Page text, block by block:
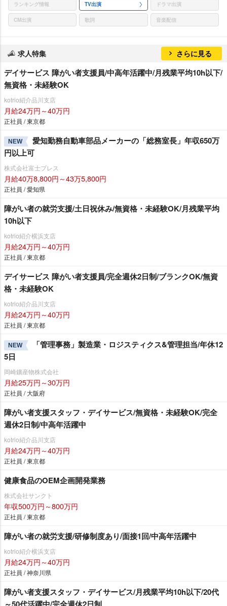
ランキング情報 TV出演 ドラマ出演
CM出演 歌詞 音楽配信
求人特集 さらに見る
デイサービス 障がい者支援員/中高年活躍中/月残業平均10h以下/
無資格・未経験OK
kotrio紹介品川支店
月給24万円～40万円
正社員 / 東京都
NEW
愛知勤務自動車部品メーカーの「総務室長」年収650万
円以上可
株式会社富士プレス
月給40万8,800円～43万5,800円
正社員 / 愛知県
障がい者の就労支援/土日祝休み/無資格・未経験OK/月残業平均
10h以下
kotrio紹介横浜支店
月給24万円～40万円
正社員 / 東京都
デイサービス 障がい者支援員/完全週休2日制/ブランクOK/無資
格・未経験OK
kotrio紹介品川支店
月給24万円～40万円
正社員 / 東京都
NEW
「管理事務」製造業・ロジスティクス&管理担当/年休12
5日
岡崎鑛産物株式会社
月給25万円～30万円
正社員 / 大阪府
障がい者支援スタッフ・デイサービス/無資格・未経験OK/完全
週休2日制/中高年活躍中
kotrio紹介品川支店
月給24万円～40万円
正社員 / 東京都
健康食品のOEM企画開発業務
株式会社サンクト
年収500万円～800万円
正社員 / 東京都
障がい者の就労支援/研修制度あり/面接1回/中高年活躍中
kotrio紹介横浜支店
月給24万円～40万円
正社員 / 神奈川県
障がい者支援スタッフ・デイサービス/月残業平均10h以下/20代